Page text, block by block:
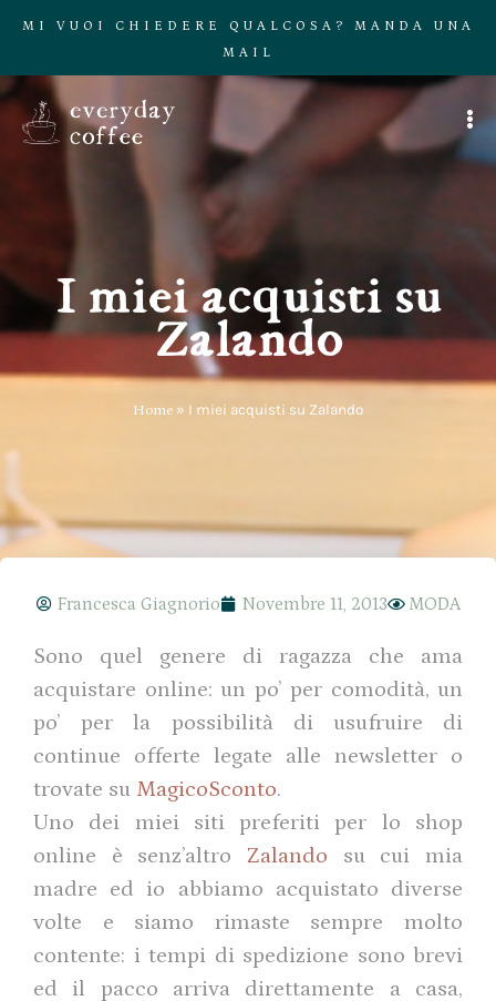
MI VUOI CHIEDERE QUALCOSA? MANDA UNA
MAIL
I miei acquisti su
Zalando
Home » I miei acquisti su Zalando
Francesca Giagnorio Novembre 11, 2013 MODA
Sono quel genere di ragazza che ama
acquistare online: un po’ per comodità, un
po’ per la possibilità di usufruire di
continue offerte legate alle newsletter o
trovate su MagicoSconto.
Uno dei miei siti preferiti per lo shop
online è senz’altro Zalando su cui mia
madre ed io abbiamo acquistato diverse
volte e siamo rimaste sempre molto
contente: i tempi di spedizione sono brevi
ed il pacco arriva direttamente a casa,